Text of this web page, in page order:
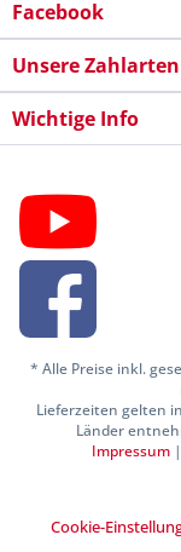
Facebook
Unsere Zahlarten
Wichtige Info
* Alle Preise inkl.
Lieferzeiten gelten
Länder
Impressum |
Cookie-